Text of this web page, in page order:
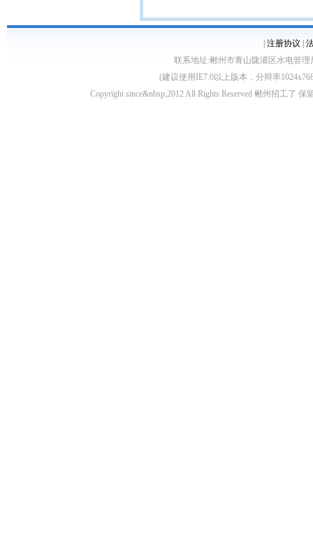
注册协议
联系地址:郴州市青山陇灌区水电管理
(建议使用IE7.0以上版本，分辩率
Copyright since&nbsp;2012 All Rights Reserved 郴州招工了